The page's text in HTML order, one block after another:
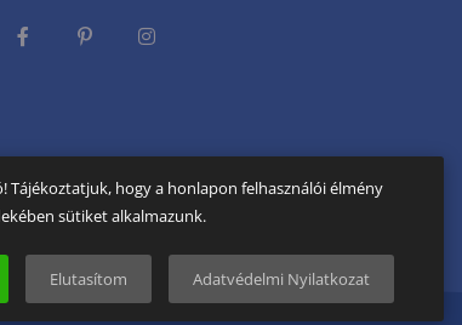
Tájékoztatjuk, hogy a honlapon felhasználói élmény
sütiket alkalmazunk.
Elutasítom Adatvédelmi Nyilatkozat